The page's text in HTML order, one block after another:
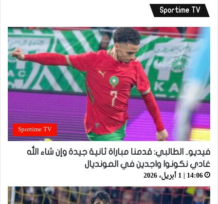
Sportime TV
Sportime TV
فيديو.. الطالبي: قدمنا مباراة ثانية جيدة وإن شاء الله
غادي نكونوا واجدين في المونديال
14:06 | 1 أبريل، 2026